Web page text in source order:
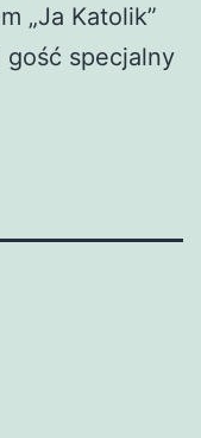
„Ja Katolik”
gość specjalny